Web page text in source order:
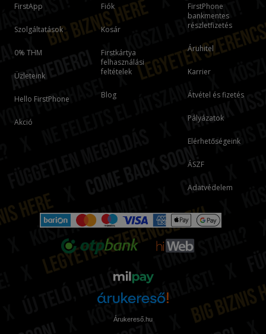
FirstApp
Szolgáltatások
0% THM
Üzleteink
Hello FirstPhone
Akció
Fiók
Kosár
Firstkártya
felhasználási
feltételek
Blog
FirstPhone
bankmentes
részletfizetés
Áruhitel
Karrier
Átvétel és fizetés
Pályázatok
Elérhetőségeink
ÁSZF
Adatvédelem
Árukereső.hu